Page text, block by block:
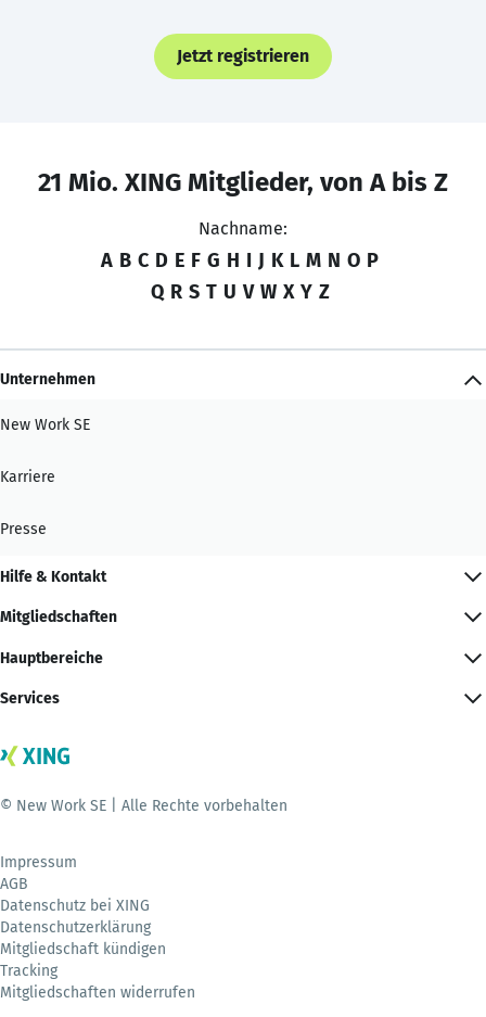
Jetzt registrieren
21 Mio. XING Mitglieder, von A bis Z
Nachname:
A B C D E F G H I J K L M N O P
Q R S T U V W X Y Z
Unternehmen
New Work SE
Karriere
Presse
Hilfe & Kontakt
Mitgliedschaften
Hauptbereiche
Services
© New Work SE | Alle Rechte vorbehalten
Impressum
AGB
Datenschutz bei XING
Datenschutzerklärung
Mitgliedschaft kündigen
Tracking
Mitgliedschaften widerrufen